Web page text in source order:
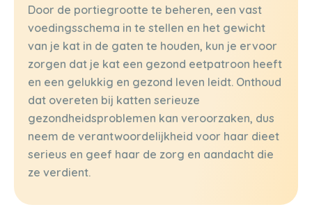
Door de portiegrootte te beheren, een vast
voedingsschema in te stellen en het gewicht
van je kat in de gaten te houden, kun je ervoor
zorgen dat je kat een gezond eetpatroon heeft
en een gelukkig en gezond leven leidt. Onthoud
dat overeten bij katten serieuze
gezondheidsproblemen kan veroorzaken, dus
neem de verantwoordelijkheid voor haar dieet
serieus en geef haar de zorg en aandacht die
ze verdient.